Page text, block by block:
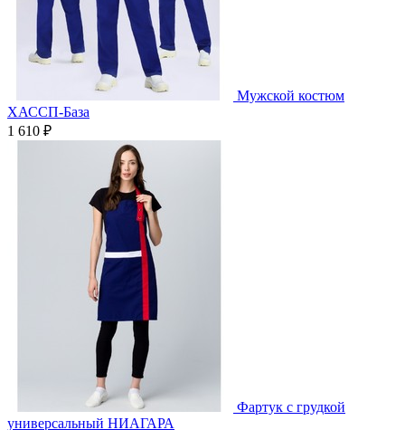
Мужской костюм
ХАССП-База
1 610 ₽
Фартук с грудкой
универсальный НИАГАРА